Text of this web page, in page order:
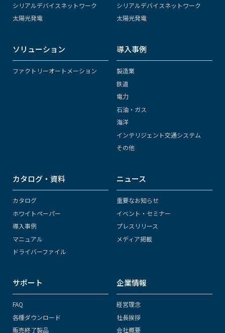
シリアルデバイスネットワーク
太陽光発電
シリアルデバイスネットワーク
太陽光発電
ソリューション
ファクトリーオートメーション
導入事例
製造業
鉄道
電力
石油・ガス
海洋
インテリジェント交通システム
その他
カタログ・資料
カタログ
ホワイトペーパー
導入事例
マニュアル
ドライバーファイル
ニュース
重要なお知らせ
イベント・セミナー
プレスリリース
メディア掲載
サポート
FAQ
各種ダウンロード
販売終了製品
企業情報
経営理念
社長挨拶
会社概要